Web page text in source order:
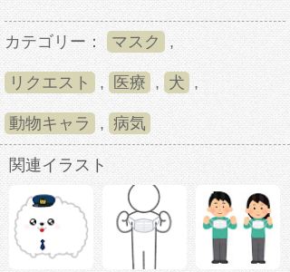
カテゴリー： マスク ,
リクエスト , 医療 , 犬 ,
動物キャラ , 病気
関連イラスト